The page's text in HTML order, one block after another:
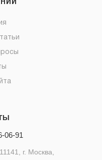
06-91
г. Москва,